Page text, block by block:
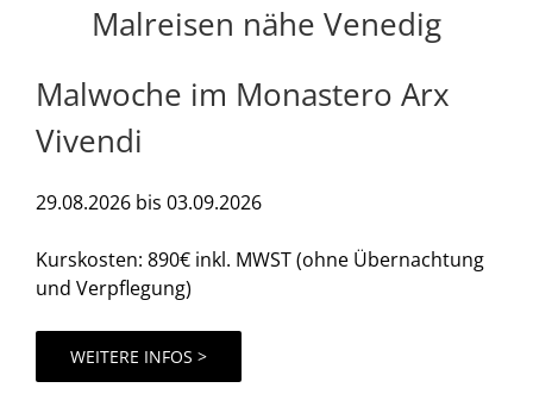
Malreisen nähe Venedig
Malwoche im Monastero Arx
Vivendi
29.08.2026 bis 03.09.2026
Kurskosten: 890€ inkl. MWST (ohne Übernachtung
und Verpflegung)
WEITERE INFOS >